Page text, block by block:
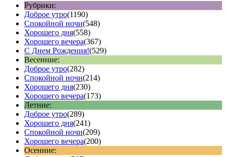
Рубрики:
Доброе утро(1190)
Спокойной ночи(548)
Хорошего дня(558)
Хорошего вечера(367)
С Днем Рождения!(529)
Весенние:
Доброе утро(282)
Спокойной ночи(214)
Хорошего дня(230)
Хорошего вечера(173)
Летние:
Доброе утро(289)
Хорошего дня(241)
Спокойной ночи(209)
Хорошего вечера(200)
Осенние: